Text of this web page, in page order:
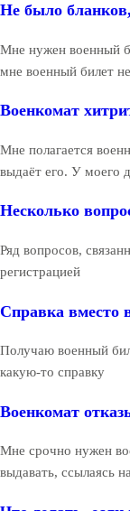
Не было
Мне нужен военный
мне военный билет
Военкомат
Мне полагается
выдаёт его. У моего
Несколько
Ряд вопросов,
регистрацией
Справка вместо
Получаю военный
какую-то справку
Военкомат
Мне срочно нужен
выдавать, ссылаясь